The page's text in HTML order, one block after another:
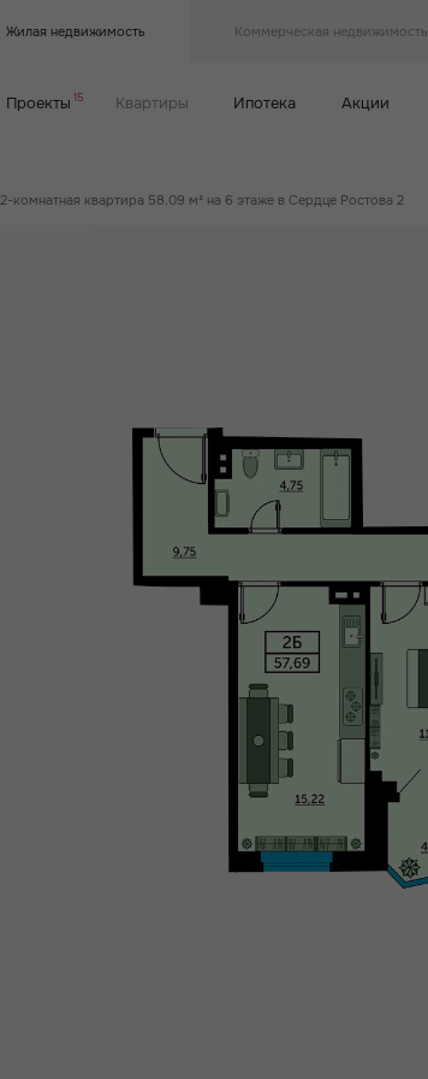
Жилая недвижимость Коммерческая недвижимость
Проекты 15 Квартиры Ипотека Акции
2-комнатная квартира 58.09 м² на 6 этаже в Сердце Ростова 2